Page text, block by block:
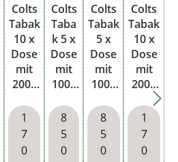
Colts
Tabak
10 x
Dose
mit
2000
Hülse
n
1
7
0
Colts
Taba
k 5 x
Dose
mit
1000
Size
Hülse
n
8
5
0
Colts
Tabak
5 x
Dose
mit
1000
Hülse
n
8
5
0
Colts
Tabak
10 x
Dose
mit
2000
Extra
Size
Hülse
n
1
7
0